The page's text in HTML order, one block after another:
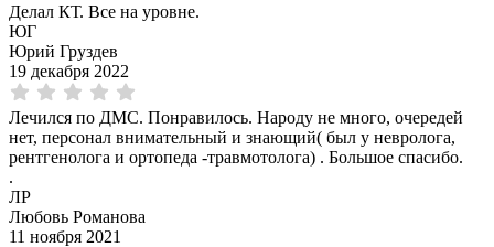
Делал КТ. Все на уровне.
ЮГ
Юрий Груздев
19 декабря 2022
Лечился по ДМС. Понравилось. Народу не много, очередей
нет, персонал внимательный и знающий( был у невролога,
рентгенолога и ортопеда -травмотолога) . Большое спасибо.
.
ЛР
Любовь Романова
11 ноября 2021